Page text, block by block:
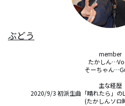
ぶどう
member
たかしん
そーちゃん
主な経歴
2020/9/3 初派生曲「晴れたら」の
(たかしんソロ